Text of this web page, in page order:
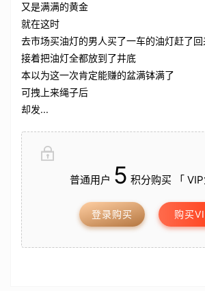
又是满满的黄金
就在这时
去市场买油灯的男人买了一车的油灯赶了回
接着把油灯全都放到了井底
本以为这一次肯定能赚的盆满钵满了
可拽上来绳子后
却发...
普通用户 5 积分购买 「 VIP
登录购买 购买